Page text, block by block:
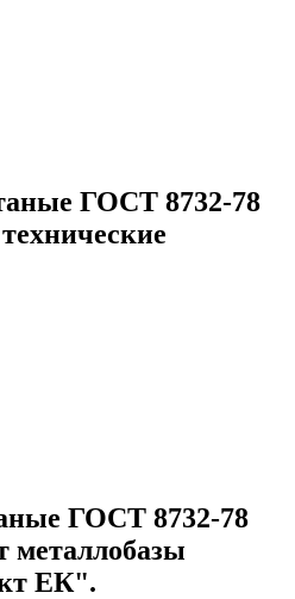
ГОСТ 8732-78
ГОСТ 8732-78
металлобазы
ЕК".